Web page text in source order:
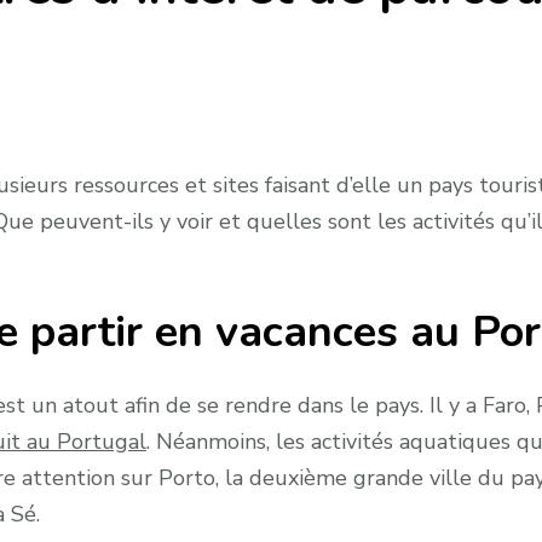
ressources et sites faisant d’elle un pays
peuvent-ils y voir et quelles sont les activités
partir en vacances au
un atout afin de se rendre dans le pays. Il y a
au Portugal. Néanmoins, les activités aquatiques
attention sur Porto, la deuxième grande ville du
Sé.